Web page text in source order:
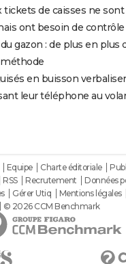
tickets de caisses ne sont
ont besoin de contrôle
gazon : de plus en plus
en buisson
leur téléphone au
Equipe Charte éditoriale
RSS Recrutement
Données
Gérer Utiq Mentions légales
© 2026 CCM Benchmark